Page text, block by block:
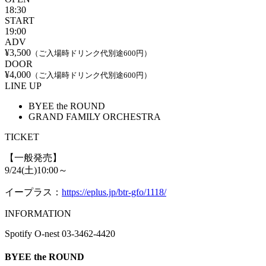
18:30
START
19:00
ADV
¥3,500 （ご入場時ドリンク代別途600円）
DOOR
¥4,000 （ご入場時ドリンク代別途600円）
LINE UP
BYEE the ROUND
GRAND FAMILY ORCHESTRA
TICKET
【一般発売】
9/24(土)10:00～
イープラス： https://eplus.jp/btr-gfo/1118/
INFORMATION
Spotify O-nest 03-3462-4420
BYEE the ROUND